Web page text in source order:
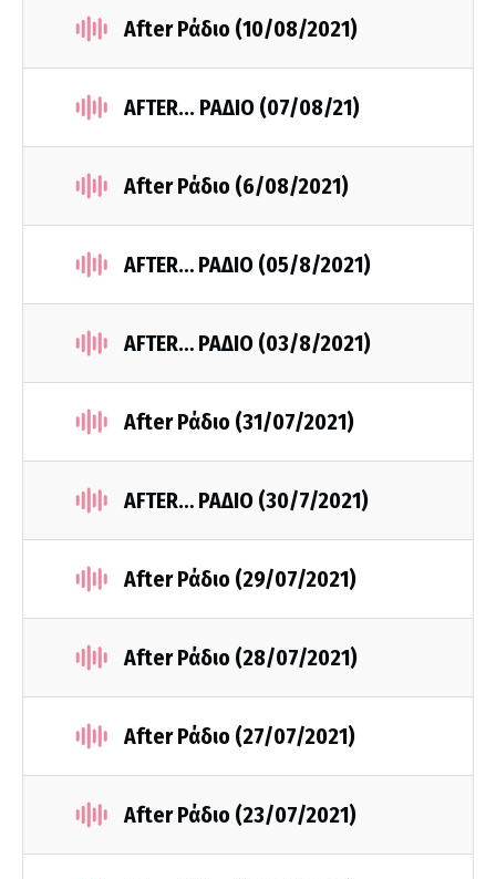
After Ράδιο (10/08/2021)
AFTER... ΡΑΔΙΟ (07/08/21)
After Ράδιο (6/08/2021)
AFTER… ΡΑΔΙΟ (05/8/2021)
AFTER… ΡΑΔΙΟ (03/8/2021)
After Ράδιο (31/07/2021)
AFTER… ΡΑΔΙΟ (30/7/2021)
After Ράδιο (29/07/2021)
After Ράδιο (28/07/2021)
After Ράδιο (27/07/2021)
After Ράδιο (23/07/2021)